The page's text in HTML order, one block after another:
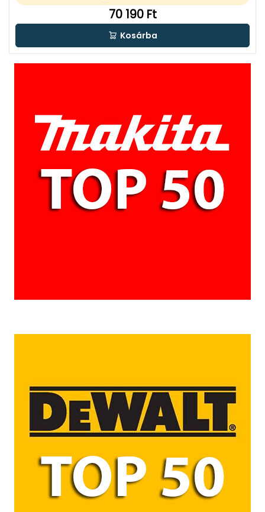
70 190 Ft
Kosárba